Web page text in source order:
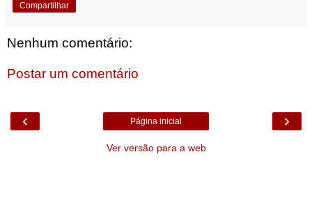
Compartilhar
Nenhum comentário:
Postar um comentário
‹ ›
Página inicial
Ver versão para a web